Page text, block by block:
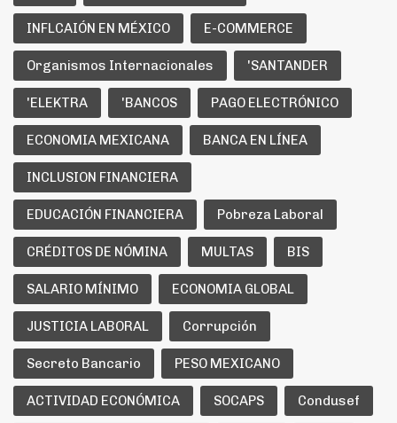
INFLCAIÓN EN MÉXICO E-COMMERCE
Organismos Internacionales 'SANTANDER
'ELEKTRA 'BANCOS PAGO ELECTRÓNICO
ECONOMIA MEXICANA BANCA EN LÍNEA
INCLUSION FINANCIERA
EDUCACIÓN FINANCIERA Pobreza Laboral
CRÉDITOS DE NÓMINA MULTAS BIS
SALARIO MÍNIMO ECONOMIA GLOBAL
JUSTICIA LABORAL Corrupción
Secreto Bancario PESO MEXICANO
ACTIVIDAD ECONÓMICA SOCAPS Condusef